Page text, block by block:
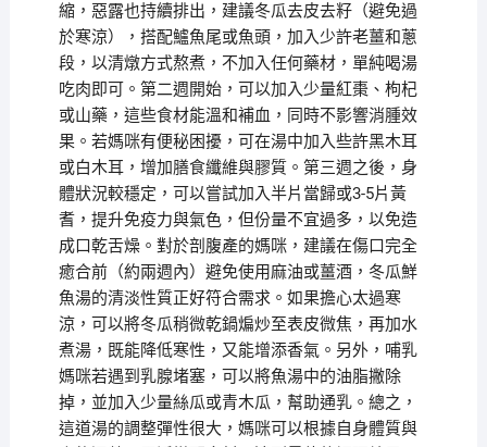
縮，惡露也持續排出，建議冬瓜去皮去籽（避免過
於寒涼），搭配鱸魚尾或魚頭，加入少許老薑和蔥
段，以清燉方式熬煮，不加入任何藥材，單純喝湯
吃肉即可。第二週開始，可以加入少量紅棗、枸杞
或山藥，這些食材能溫和補血，同時不影響消腫效
果。若媽咪有便秘困擾，可在湯中加入些許黑木耳
或白木耳，增加膳食纖維與膠質。第三週之後，身
體狀況較穩定，可以嘗試加入半片當歸或3-5片黃
耆，提升免疫力與氣色，但份量不宜過多，以免造
成口乾舌燥。對於剖腹產的媽咪，建議在傷口完全
癒合前（約兩週內）避免使用麻油或薑酒，冬瓜鮮
魚湯的清淡性質正好符合需求。如果擔心太過寒
涼，可以將冬瓜稍微乾鍋煸炒至表皮微焦，再加水
煮湯，既能降低寒性，又能增添香氣。另外，哺乳
媽咪若遇到乳腺堵塞，可以將魚湯中的油脂撇除
掉，並加入少量絲瓜或青木瓜，幫助通乳。總之，
這道湯的調整彈性很大，媽咪可以根據自身體質與